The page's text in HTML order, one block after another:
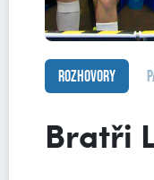
Rozhovory
Bratři